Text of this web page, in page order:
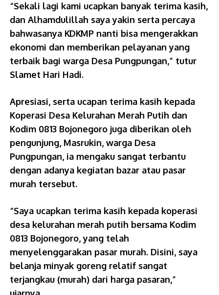
“Sekali lagi kami ucapkan banyak terima kasih,
dan Alhamdulillah saya yakin serta percaya
bahwasanya KDKMP nanti bisa mengerakkan
ekonomi dan memberikan pelayanan yang
terbaik bagi warga Desa Pungpungan,” tutur
Slamet Hari Hadi.
Apresiasi, serta ucapan terima kasih kepada
Koperasi Desa Kelurahan Merah Putih dan
Kodim 0813 Bojonegoro juga diberikan oleh
pengunjung, Masrukin, warga Desa
Pungpungan, ia mengaku sangat terbantu
dengan adanya kegiatan bazar atau pasar
murah tersebut.
“Saya ucapkan terima kasih kepada koperasi
desa kelurahan merah putih bersama Kodim
0813 Bojonegoro, yang telah
menyelenggarakan pasar murah. Disini, saya
belanja minyak goreng relatif sangat
terjangkau (murah) dari harga pasaran,”